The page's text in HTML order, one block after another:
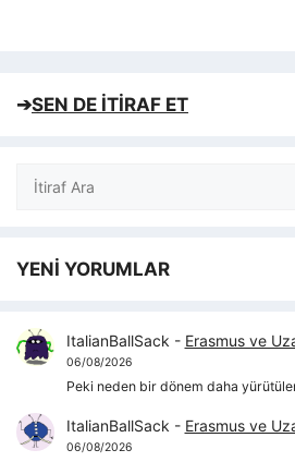
➔SEN DE İTİRAF ET
Ara
YENİ YORUMLAR
ItalianBallSack - Erasmus ve
06/08/2026
Peki neden bir dönem daha
ItalianBallSack - Erasmus ve
06/08/2026